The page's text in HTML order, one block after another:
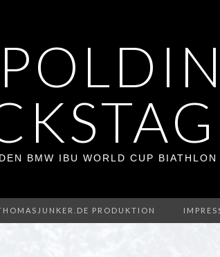
BMW IBU WORLD CUP
PRODUKTION